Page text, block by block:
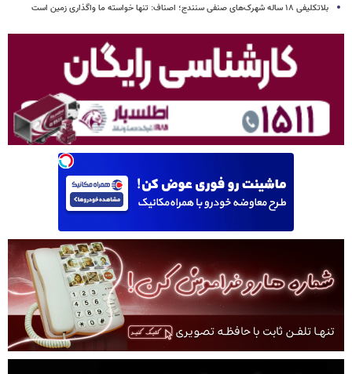
بلاتکلیفی ۱۸ ساله شهرک‌های صنفی سنندج؛ اصناف: تنها خواسته ما واگذاری زمین است